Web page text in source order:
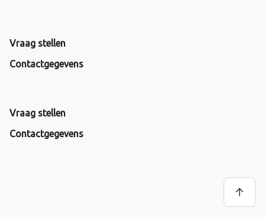
Vraag stellen
Contactgegevens
Vraag stellen
Contactgegevens